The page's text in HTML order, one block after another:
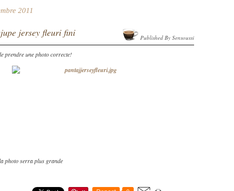
2011
jersey fleuri fini
prendre une photo correcte!
photo serra plus grande
Published By Sensoussi